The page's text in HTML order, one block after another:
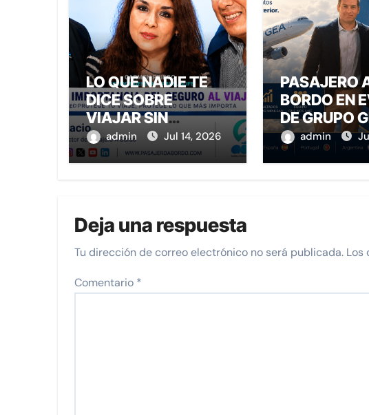
LO QUE NADIE TE
DICE SOBRE
VIAJAR SIN
SEGURO //
PASAJERO A
admin Jul 14, 2026
PASAJERO
BORDO EN
DE GRUPO
admin
Deja una respuesta
Tu dirección de correo electrónico no será publicada. Los
Comentario *